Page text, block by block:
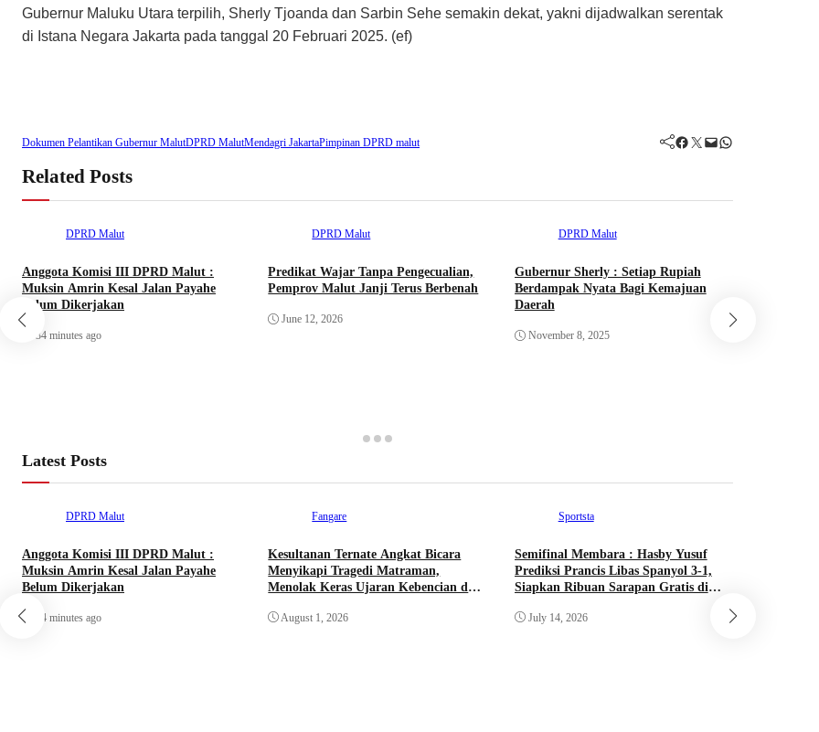
Gubernur Maluku Utara terpilih, Sherly Tjoanda dan Sarbin Sehe semakin dekat, yakni dijadwalkan serentak
di Istana Negara Jakarta pada tanggal 20 Februari 2025. (ef)
Dokumen Pelantikan Gubernur MalutDPRD MalutMendagri JakartaPimpinan DPRD malut Facebook Twitter Mail WhatsApp
Related Posts
DPRD Malut
Anggota Komisi III DPRD Malut :
Muksin Amrin Kesal Jalan Payahe
Belum Dikerjakan
34 minutes ago
DPRD Malut
Predikat Wajar Tanpa Pengecualian,
Pemprov Malut Janji Terus Berbenah
June 12, 2026
DPRD Malut
Gubernur Sherly : Setiap Rupiah
Berdampak Nyata Bagi Kemajuan
Daerah
November 8, 2025
Latest Posts
DPRD Malut
Anggota Komisi III DPRD Malut :
Muksin Amrin Kesal Jalan Payahe
Belum Dikerjakan
34 minutes ago
Fangare
Kesultanan Ternate Angkat Bicara
Menyikapi Tragedi Matraman,
Menolak Keras Ujaran Kebencian dan
August 1, 2026
Sportsta
Semifinal Membara : Hasby Yusuf
Prediksi Prancis Libas Spanyol 3-1,
Siapkan Ribuan Sarapan Gratis di
July 14, 2026